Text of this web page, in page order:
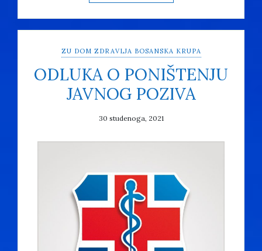
ZU DOM ZDRAVLJA BOSANSKA KRUPA
ODLUKA O PONIŠTENJU
JAVNOG POZIVA
30 studenoga, 2021